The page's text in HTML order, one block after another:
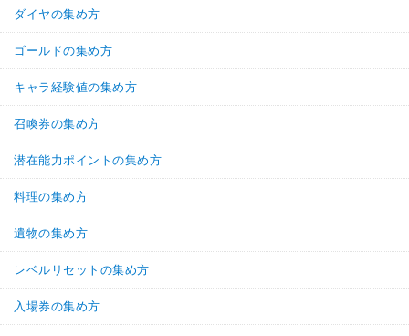
ダイヤの集め方
ゴールドの集め方
キャラ経験値の集め方
召喚券の集め方
潜在能力ポイントの集め方
料理の集め方
遺物の集め方
レベルリセットの集め方
入場券の集め方